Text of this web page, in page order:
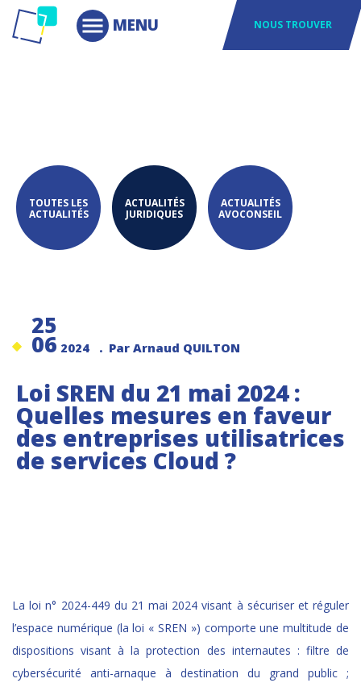
NOUS TROUVER
TOUTES LES
ACTUALITÉS
ACTUALITÉS
JURIDIQUES
ACTUALITÉS
AVOCONSEIL
25
06 2024 . Par Arnaud QUILTON
Loi SREN du 21 mai 2024 :
Quelles mesures en faveur
des entreprises utilisatrices
de services Cloud ?
La loi n° 2024-449 du 21 mai 2024 visant à sécuriser et réguler
l’espace numérique (la loi « SREN ») comporte une multitude de
dispositions visant à la protection des internautes : filtre de
cybersécurité anti-arnaque à destination du grand public ;